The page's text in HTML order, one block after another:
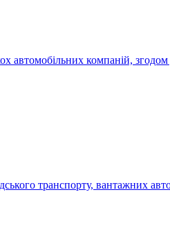
автомобільних компаній,
транспорту, вантажних